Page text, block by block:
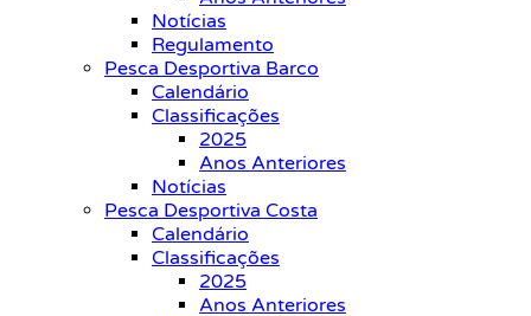
Notícias
Regulamento
Pesca Desportiva Barco
Calendário
Classificações
2025
Anos Anteriores
Notícias
Pesca Desportiva Costa
Calendário
Classificações
2025
Anos Anteriores